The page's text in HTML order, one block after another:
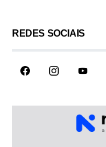
REDES SOCIAIS